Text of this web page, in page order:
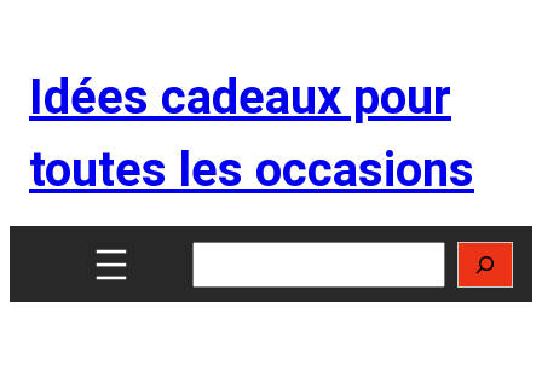
contenu
Idées cadeaux pour
toutes les occasions